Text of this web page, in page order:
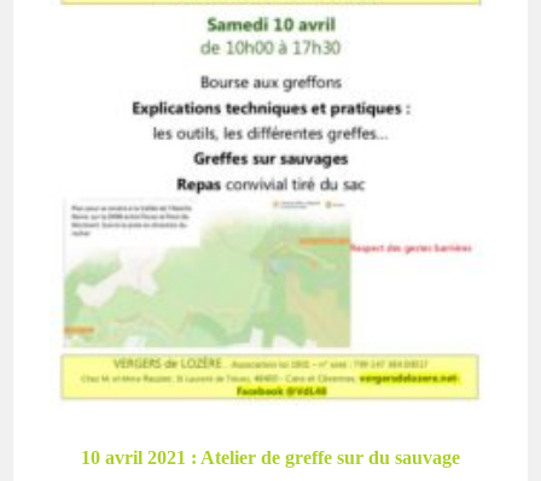
10 avril 2021 : Atelier de greffe sur du sauvage